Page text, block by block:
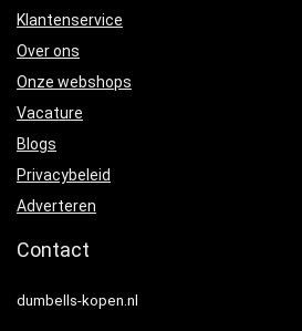
Klantenservice
Over ons
Onze webshops
Vacature
Blogs
Privacybeleid
Adverteren
Contact
dumbells-kopen.nl